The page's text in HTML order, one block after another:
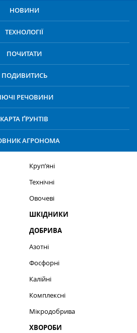
НОВИНИ
ТЕХНОЛОГІЇ
ПОЧИТАТИ
ПОДИВИТИСЬ
РЕЧОВИНИ
КАРТА ҐРУНТІВ
АГРОНОМА
Круп’яні
Технічні
Овочеві
ШКІДНИКИ
ДОБРИВА
Азотні
Фосфорні
Калійні
Комплексні
Мікродобрива
ХВОРОБИ